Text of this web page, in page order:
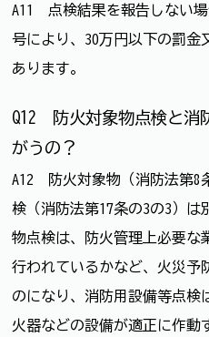
A11 点検結果を報告しない場
号により、30万円以下の罰金
あります。
Q12 防火対象物点検と消
がうの？
A12 防火対象物（消防法第8
検（消防法第17条の3の3）は
物点検は、防火管理上必要な
行われているかなど、火災予
のになり、消防用設備等点検
火器などの設備が適正に作動